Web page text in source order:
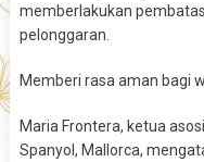
memberlakukan
pelonggaran.
Memberi rasa aman bagi
Maria Frontera, ketua
Spanyol, Mallorca,